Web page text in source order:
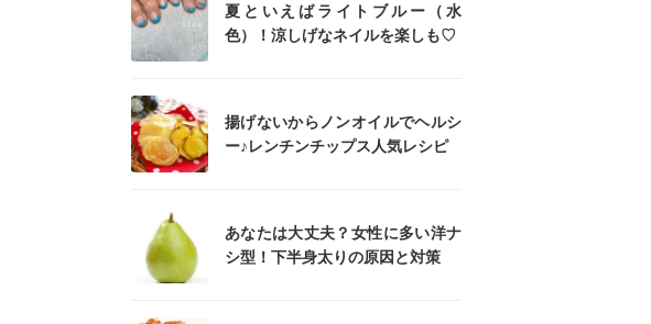
夏といえばライトブルー（水
色）！涼しげなネイルを楽しも♡
揚げないからノンオイルでヘルシ
ー♪レンチンチップス人気レシピ
あなたは大丈夫？女性に多い洋ナ
シ型！下半身太りの原因と対策